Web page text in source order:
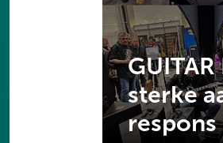
sterke
respons